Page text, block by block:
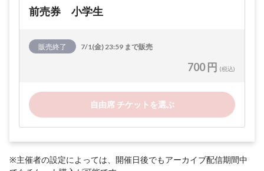
前売券 小学生
販売終了 7/1(金) 23:59 まで販売
700 円 (税込)
自由席 チケットを選ぶ
※主催者の設定によっては、開催日後でもアーカイブ配信期間中